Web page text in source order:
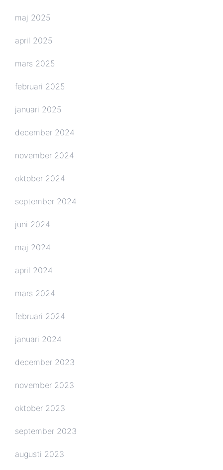
maj 2025
april 2025
mars 2025
februari 2025
januari 2025
december 2024
november 2024
oktober 2024
september 2024
juni 2024
maj 2024
april 2024
mars 2024
februari 2024
januari 2024
december 2023
november 2023
oktober 2023
september 2023
augusti 2023